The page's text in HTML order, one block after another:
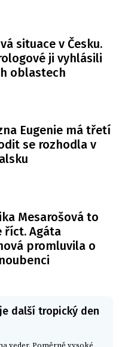
situace v Česku.
ji vyhlásili
oblastech
Eugenie má třetí
se rozhodla v
Mesarošová to
říct. Agáta
promluvila o
další tropický den